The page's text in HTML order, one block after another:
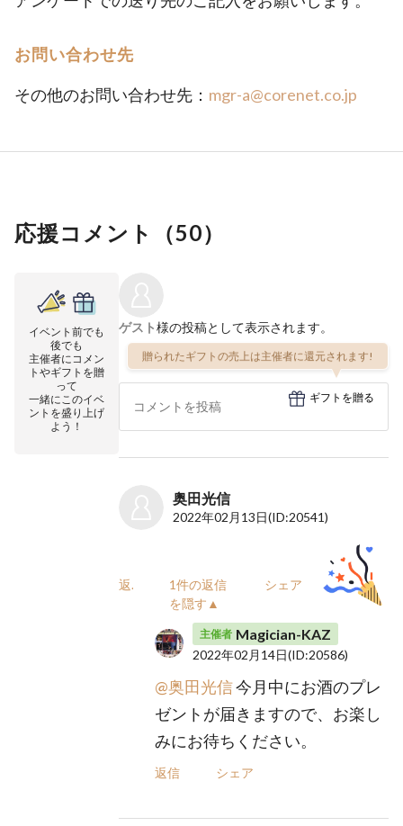
お問い合わせ先
その他のお問い合わせ先： mgr-a@corenet.co.jp
応援コメント（50）
イベント前でも
後でも
主催者にコメン
トやギフトを贈
って
一緒にこのイベ
ントを盛り上げ
よう！
ゲスト様の投稿として表示されます。
贈られたギフトの売上は主催者に還元されます!
ギフトを贈る
奥田光信
2022年02月13日(ID:20541)
返信
1件の返信
を隠す▲
シェア
主催者 Magician-KAZ
2022年02月14日(ID:20586)
@奥田光信今月中にお酒のプレ
ゼントが届きますので、お楽し
みにお待ちください。
返信 シェア